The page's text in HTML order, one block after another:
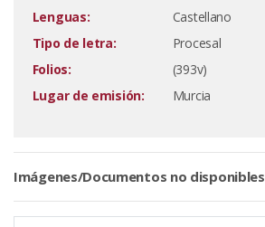
Lenguas:
Castellano
Tipo de letra:
Procesal
Folios:
(393v)
Lugar de emisión:
Murcia
Imágenes/Documentos no disponibles